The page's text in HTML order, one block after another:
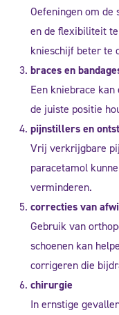
Oefeningen om
en de flexibiliteit
knieschijf beter te
braces en
Een kniebrace
de juiste positie
pijnstillers en
Vrij verkrijgbare
paracetamol
verminderen.
correcties van
Gebruik van
schoenen kan
corrigeren die
chirurgie
In ernstige